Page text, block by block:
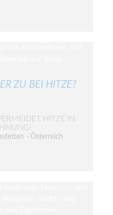
ZU BEI HITZE?
HITZE IN
- Österreich